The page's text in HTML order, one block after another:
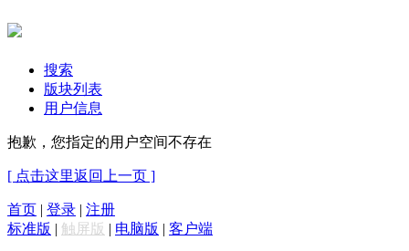
搜索
版块列表
用户信息
抱歉，您指定的用户空间不存在
[ 点击这里返回上一页 ]
首页 | 登录 | 注册
标准版 | 触屏版 | 电脑版 | 客户端